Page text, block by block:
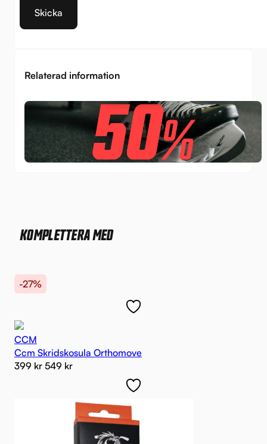
Relaterad information
KOMPLETTERA MED
-27%
CCM
Ccm Skridskosula Orthomove
399 kr 549 kr